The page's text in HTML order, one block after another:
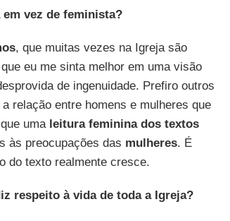
vez de feminista?
, que muitas vezes na Igreja são
eu me sinta melhor em uma visão
de ingenuidade. Prefiro outros
relação entre homens e mulheres que
uma leitura feminina dos textos
às preocupações das mulheres. É
do texto realmente cresce.
respeito à vida de toda a Igreja?